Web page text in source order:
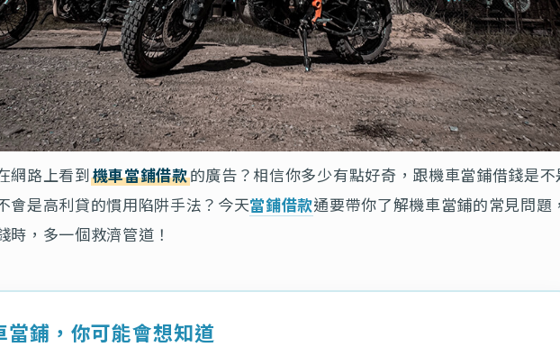
網路上看到機車當鋪借款的廣告？相信你多少有點好奇，跟機車當鋪借錢是不
會是高利貸的慣用陷阱手法？今天當鋪借款通要帶你了解機車當鋪的常見問題
時，多一個救濟管道！
當鋪，你可能會想知道